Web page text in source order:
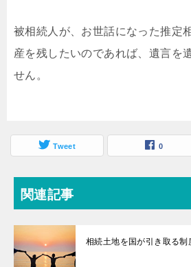
被相続人が、お世話になった推定
産を残したいのであれば、遺言を
せん。
Tweet 0
関連記事
相続土地を国が引き取る